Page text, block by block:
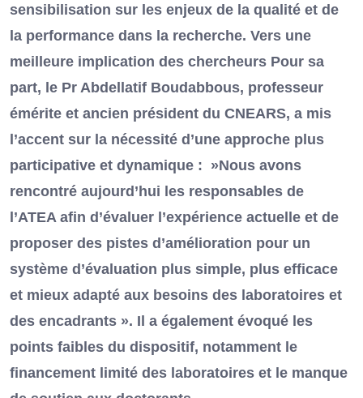
sensibilisation sur les enjeux de la qualité et de
la performance dans la recherche. Vers une
meilleure implication des chercheurs Pour sa
part, le Pr Abdellatif Boudabbous, professeur
émérite et ancien président du CNEARS, a mis
l’accent sur la nécessité d’une approche plus
participative et dynamique : »Nous avons
rencontré aujourd’hui les responsables de
l’ATEA afin d’évaluer l’expérience actuelle et de
proposer des pistes d’amélioration pour un
système d’évaluation plus simple, plus efficace
et mieux adapté aux besoins des laboratoires et
des encadrants ». Il a également évoqué les
points faibles du dispositif, notamment le
financement limité des laboratoires et le manque